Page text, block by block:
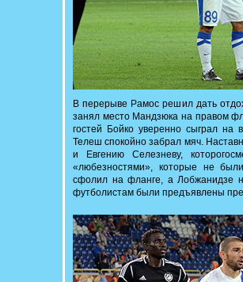
В перерыве Рамос решил дать
занял место Мандзюка на правом
гостей Бойко уверенно сыграл на
Телеш спокойно забрал мяч.
и Евгению Селезневу,
«любезностями», которые не
сфолил на фланге, а Лобжанидзе
футболистам были предъявлены